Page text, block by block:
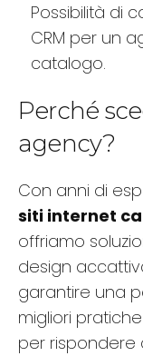
Possibilità di
CRM per un
catalogo.
Perché
agency?
Con anni di
siti internet
offriamo
design
garantire una
migliori
per rispondere